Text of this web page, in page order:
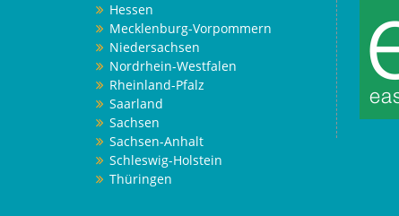
Hessen
Mecklenburg-Vorpommern
Niedersachsen
Nordrhein-Westfalen
Rheinland-Pfalz
Saarland
Sachsen
Sachsen-Anhalt
Schleswig-Holstein
Thüringen